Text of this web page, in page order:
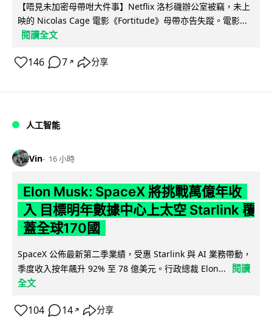
【唔見未加密母帶咁大件事】Netflix 洛杉磯辦公室被竊，未上
映的 Nicolas Cage 電影《Fortitude》母帶亦告失蹤。電影...
閱讀全文
146 7 ↗ 分享
人工智能
Vin 16 小時
Elon Musk: SpaceX 將挑戰萬億年收
入 目標明年數據中心上太空 Starlink 覆
蓋全球170國
SpaceX 公佈最新第二季業績，受惠 Starlink 與 AI 業務帶動，
季度收入按年飆升 92% 至 78 億美元。行政總裁 Elon...
閱讀
全文
104 14 ↗ 分享